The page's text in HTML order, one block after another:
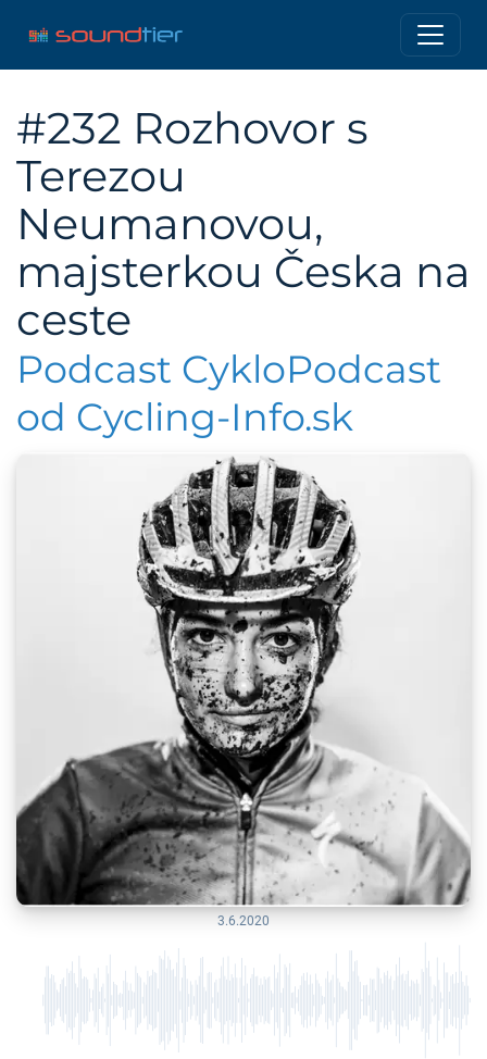
#232 Rozhovor s
Terezou
Neumanovou,
majsterkou Česka na
ceste
Podcast CykloPodcast
od Cycling-Info.sk
3.6.2020